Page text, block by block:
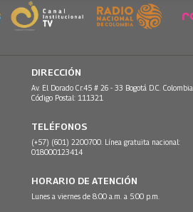
DIRECCIÓN
Av. El Dorado Cr.45 # 26 - 33 Bogotá D.C. Colombia.
Código Postal: 111321
TELÉFONOS
(+57) (601) 2200700. Línea gratuita nacional:
018000123414
HORARIO DE ATENCIÓN
Lunes a viernes de 8:00 a.m. a 5:00 p.m.